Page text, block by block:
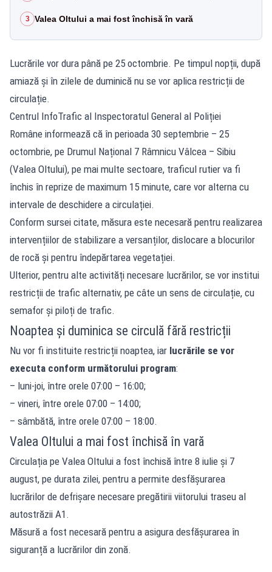
3 Valea Oltului a mai fost închisă în vară
Lucrările vor dura până pe 25 octombrie. Pe timpul nopții, după
amiază și în zilele de duminică nu se vor aplica restricții de
circulație.
Centrul InfoTrafic al Inspectoratul General al Poliției
Române informează că în perioada 30 septembrie – 25
octombrie, pe Drumul Național 7 Râmnicu Vâlcea – Sibiu
(Valea Oltului), pe mai multe sectoare, traficul rutier va fi
închis în reprize de maximum 15 minute, care vor alterna cu
intervale de deschidere a circulației.
Conform sursei citate, măsura este necesară pentru realizarea
intervențiilor de stabilizare a versanților, dislocare a blocurilor
de rocă și pentru îndepărtarea vegetației.
Ulterior, pentru alte activități necesare lucrărilor, se vor institui
restricții de trafic alternativ, pe câte un sens de circulație, cu
semafor și piloți de trafic.
Noaptea și duminica se circulă fără restricții
Nu vor fi instituite restricții noaptea, iar lucrările se vor
executa conform următorului program:
– luni-joi, între orele 07:00 – 16:00;
– vineri, între orele 07:00 – 14:00;
– sâmbătă, între orele 07:00 – 18:00.
Valea Oltului a mai fost închisă în vară
Circulația pe Valea Oltului a fost închisă între 8 iulie și 7
august, pe durata zilei, pentru a permite desfășurarea
lucrărilor de defrișare necesare pregătirii viitorului traseu al
autostrăzii A1.
Măsură a fost necesară pentru a asigura desfășurarea în
siguranță a lucrărilor din zonă.